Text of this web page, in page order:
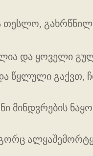
და ყოველი
წყლული გაქვთ,
მინდვრების